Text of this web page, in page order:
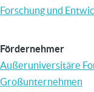
Forschung und
Fördernehmer
Außeruniversitäre
Großunternehmen